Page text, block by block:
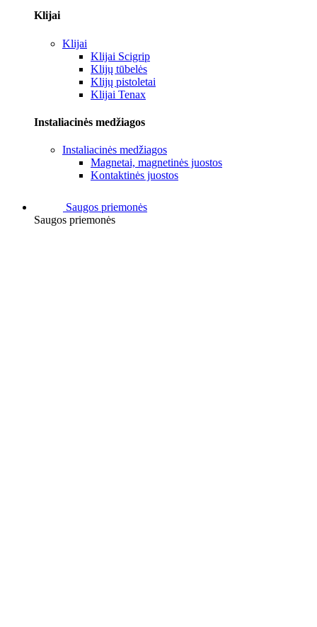
Klijai
Klijai
Klijai Scigrip
Klijų tūbelės
Klijų pistoletai
Klijai Tenax
Instaliacinės medžiagos
Instaliacinės medžiagos
Magnetai, magnetinės juostos
Kontaktinės juostos
Saugos priemonės
Saugos priemonės